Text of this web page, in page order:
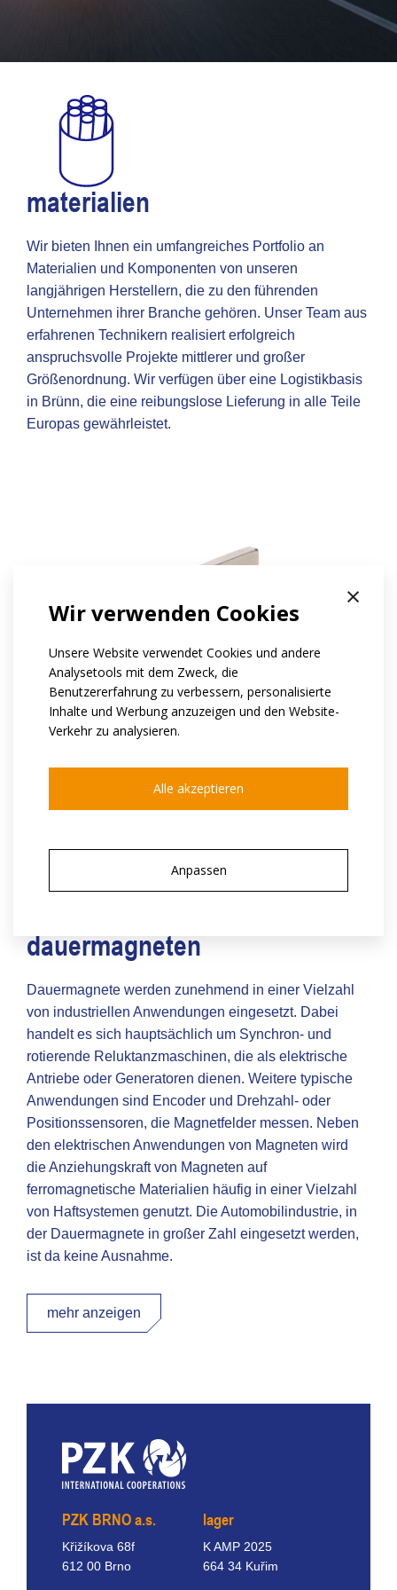
×
Wir verwenden Cookies
Unsere Website verwendet Cookies und andere
Analysetools mit dem Zweck, die
Benutzererfahrung zu verbessern, personalisierte
Inhalte und Werbung anzuzeigen und den Website-
Verkehr zu analysieren.
Alle akzeptieren
Anpassen
materialien
Wir bieten Ihnen ein umfangreiches Portfolio an
Materialien und Komponenten von unseren
langjährigen Herstellern, die zu den führenden
Unternehmen ihrer Branche gehören. Unser Team aus
erfahrenen Technikern realisiert erfolgreich
anspruchsvolle Projekte mittlerer und großer
Größenordnung. Wir verfügen über eine Logistikbasis
in Brünn, die eine reibungslose Lieferung in alle Teile
Europas gewährleistet.
dauermagneten
Dauermagnete werden zunehmend in einer Vielzahl
von industriellen Anwendungen eingesetzt. Dabei
handelt es sich hauptsächlich um Synchron- und
rotierende Reluktanzmaschinen, die als elektrische
Antriebe oder Generatoren dienen. Weitere typische
Anwendungen sind Encoder und Drehzahl- oder
Positionssensoren, die Magnetfelder messen. Neben
den elektrischen Anwendungen von Magneten wird
die Anziehungskraft von Magneten auf
ferromagnetische Materialien häufig in einer Vielzahl
von Haftsystemen genutzt. Die Automobilindustrie, in
der Dauermagnete in großer Zahl eingesetzt werden,
ist da keine Ausnahme.
mehr anzeigen
PZK BRNO a.s.
Křižíkova 68f
612 00 Brno
lager
K AMP 2025
664 34 Kuřim